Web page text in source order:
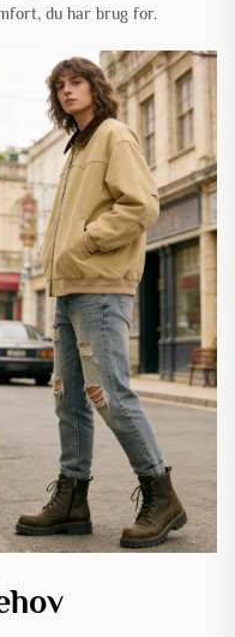
du har brug for.